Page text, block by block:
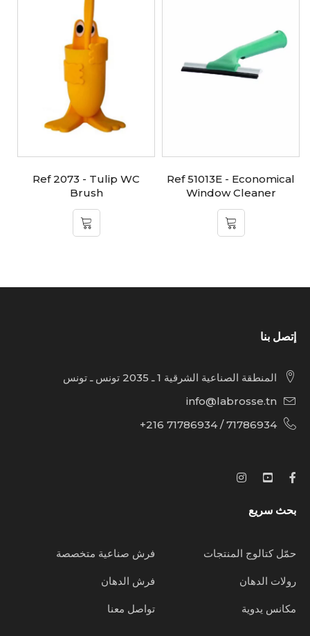
Ref 51013E - Economical
Window Cleaner
Ref 2073 - Tulip WC
Brush
إتصل بنا
المنطقة الصناعية الشرقية 1 ـ 2035 تونس ـ تونس
info@labrosse.tn
71786934 / 71786934 216+
بحث سريع
حمّل كتالوج المنتجات فرش صناعية متخصصة
رولات الدهان فرش الدهان
مكانس يدوية تواصل معنا